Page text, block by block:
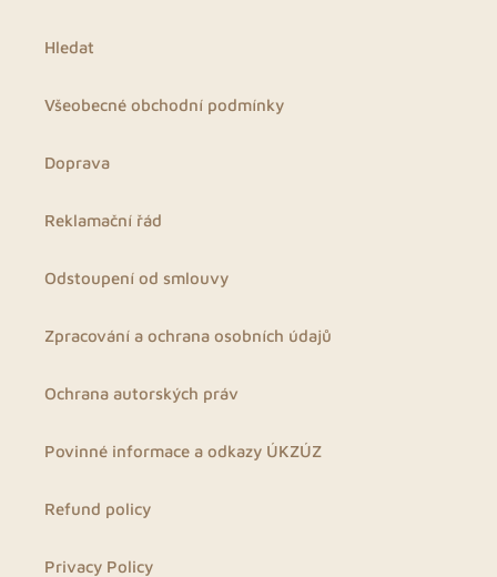
Hledat
Všeobecné obchodní podmínky
Doprava
Reklamační řád
Odstoupení od smlouvy
Zpracování a ochrana osobních údajů
Ochrana autorských práv
Povinné informace a odkazy ÚKZÚZ
Refund policy
Privacy Policy